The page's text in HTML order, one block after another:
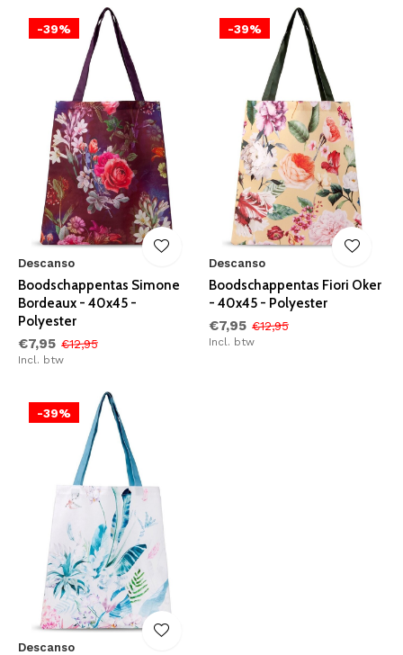
-39%
Descanso
Boodschappentas Simone
Bordeaux - 40x45 -
Polyester
€7,95 €12,95
Incl. btw
-39%
Descanso
Boodschappentas Fiori Oker
- 40x45 - Polyester
€7,95 €12,95
Incl. btw
-39%
Descanso